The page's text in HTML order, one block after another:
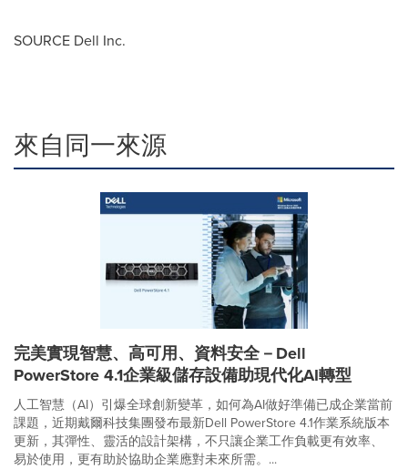
SOURCE Dell Inc.
來自同一來源
完美實現智慧、高可用、資料安全－Dell
PowerStore 4.1企業級儲存設備助現代化AI轉型
人工智慧（AI）引爆全球創新變革，如何為AI做好準備已成企業當前
課題，近期戴爾科技集團發布最新Dell PowerStore 4.1作業系統版本
更新，其彈性、靈活的設計架構，不只讓企業工作負載更有效率、
易於使用，更有助於協助企業應對未來所需。...